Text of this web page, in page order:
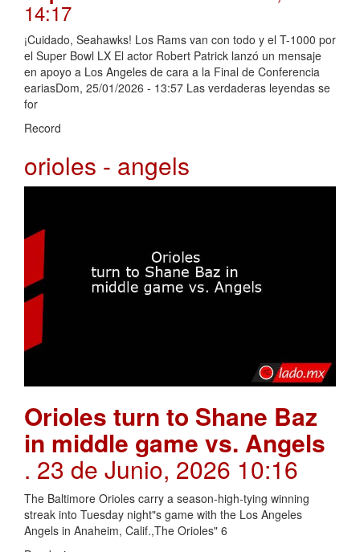
14:17
¡Cuidado, Seahawks! Los Rams van con todo y el T-1000 por
el Super Bowl LX El actor Robert Patrick lanzó un mensaje
en apoyo a Los Angeles de cara a la Final de Conferencia
eariasDom, 25/01/2026 - 13:57 Las verdaderas leyendas se
for
Record
orioles - angels
Orioles turn to Shane Baz
in middle game vs. Angels
. 23 de Junio, 2026 10:16
The Baltimore Orioles carry a season-high-tying winning
streak into Tuesday night"s game with the Los Angeles
Angels in Anaheim, Calif.,The Orioles" 6